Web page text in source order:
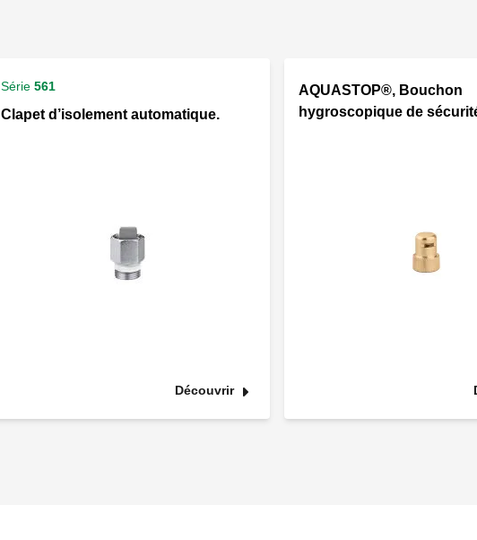
Série 561
Clapet d’isolement automatique.
Découvrir
AQUASTOP®, Bouchon
hygroscopique de